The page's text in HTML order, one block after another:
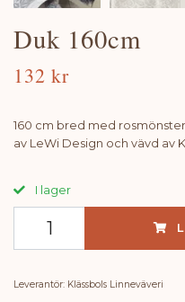
Duk 160cm
132 kr
160 cm bred med rosmönster
av LeWi Design och vävd av
I lager
Leverantör: Klässbols Linneväveri